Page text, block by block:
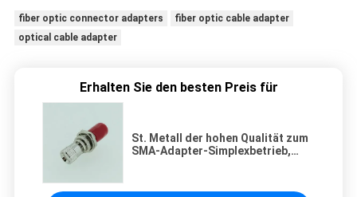
fiber optic connector adapters
fiber optic cable adapter
optical cable adapter
Erhalten Sie den besten Preis für
St. Metall der hohen Qualität zum
SMA-Adapter-Simplexbetrieb,